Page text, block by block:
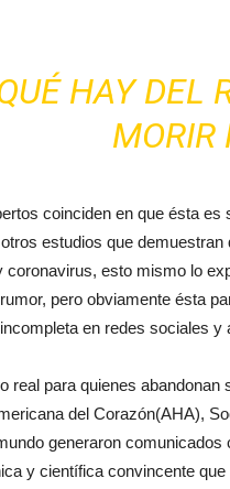
HAY DEL
MORIR
coinciden en que ésta
estudios que
coronavirus, esto mismo lo
pero obviamente ésta
en redes sociales y
real para quienes
del Corazón(AHA),
generaron
y científica convincente